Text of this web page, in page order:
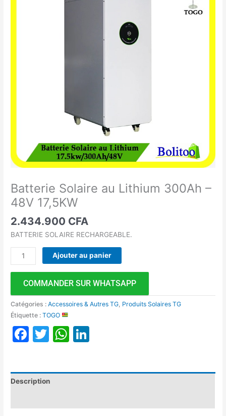
Batterie Solaire au Lithium 300Ah –
48V 17,5KW
2.434.900 CFA
BATTERIE SOLAIRE RECHARGEABLE.
Ajouter au panier
COMMANDER SUR WHATSAPP
Catégories :Accessoires & Autres TG Produits Solaires TG
Étiquette :TOGO
Facebook
TwitterWhatsApp
Description